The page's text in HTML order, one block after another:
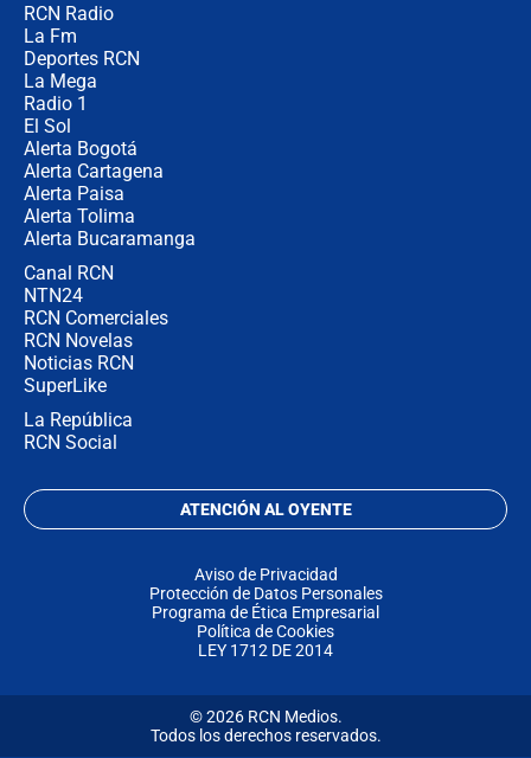
RCN Radio
La Fm
Deportes RCN
La Mega
Radio 1
El Sol
Alerta Bogotá
Alerta Cartagena
Alerta Paisa
Alerta Tolima
Alerta Bucaramanga
Canal RCN
NTN24
RCN Comerciales
RCN Novelas
Noticias RCN
SuperLike
La República
RCN Social
ATENCIÓN AL OYENTE
Aviso de Privacidad
Protección de Datos Personales
Programa de Ética Empresarial
Política de Cookies
LEY 1712 DE 2014
© 2026 RCN Medios.
Todos los derechos reservados.